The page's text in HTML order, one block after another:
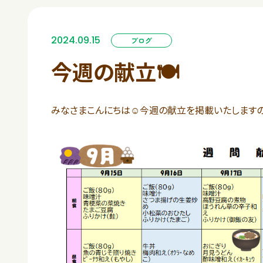
2024.09.15 ブログ
今週の献立🍽️
みなさまこんにちは☺今週の献立を掲載いたしますの